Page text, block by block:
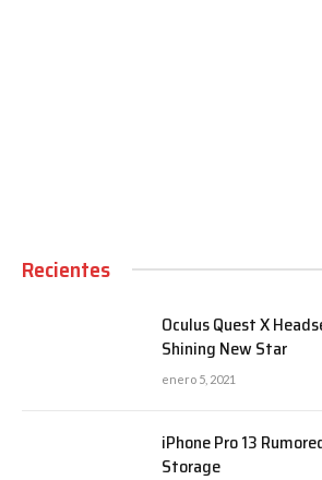
Recientes
Oculus Quest X
Shining New Star
enero 5, 2021
iPhone Pro 13
Storage